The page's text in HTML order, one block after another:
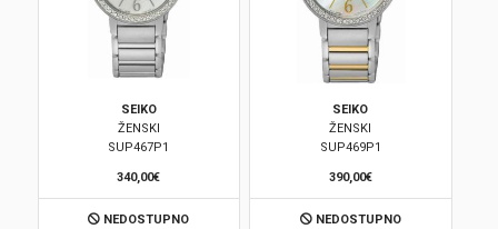
SEIKO
ŽENSKI
SUP467P1
340,00€
NEDOSTUPNO
SEIKO
ŽENSKI
SUP469P1
390,00€
NEDOSTUPNO